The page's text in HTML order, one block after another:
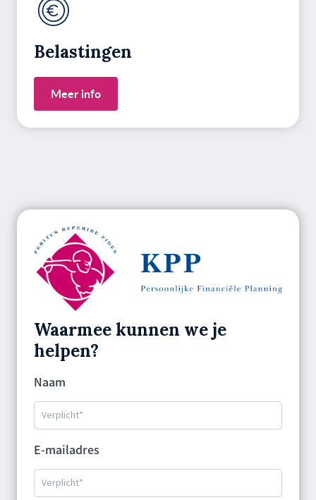
Belastingen
Meer info
Waarmee kunnen we je
helpen?
Naam
E-mailadres